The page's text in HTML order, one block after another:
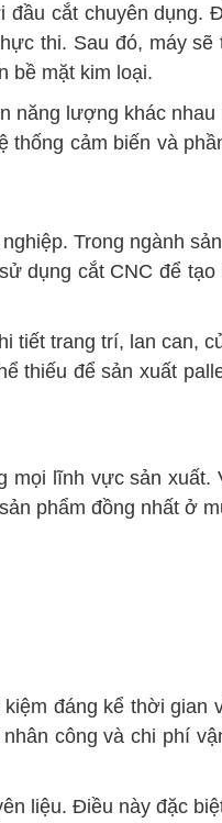
cắt chuyên dụng.
thi. Sau đó, máy
bề mặt kim loại.
năng lượng khác
cảm biến và
Trong ngành
dụng cắt CNC để
tiết trang trí, lan can,
thiếu để sản xuất
lĩnh vực sản xuất.
phẩm đồng nhất ở
đáng kể thời gian
công và chi phí
liệu. Điều này đặc